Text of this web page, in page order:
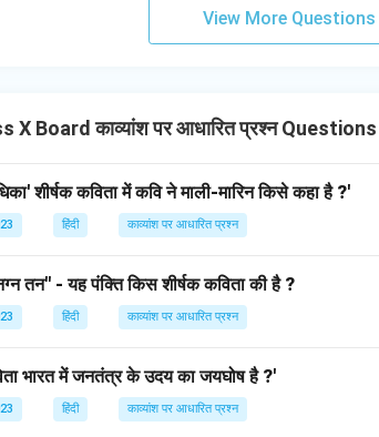
View More Questions
X Board काव्यांश पर आधारित प्रश्न Questions
शीर्षक कविता में कवि ने माली-मारिन किसे कहा है ?'
हिंदी काव्यांश पर आधारित प्रश्न
तन" - यह पंक्ति किस शीर्षक कविता की है ?
हिंदी काव्यांश पर आधारित प्रश्न
भारत में जनतंत्र के उदय का जयघोष है ?'
हिंदी काव्यांश पर आधारित प्रश्न